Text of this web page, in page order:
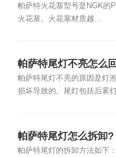
帕萨特火花塞型号是NGK的
火花塞。火花塞材质越...
帕萨特尾灯不亮怎么
帕萨特尾灯不亮的原因是灯
损坏导致的。尾灯包括后雾
帕萨特尾灯怎么拆卸?
帕萨特尾灯的拆卸方法如下